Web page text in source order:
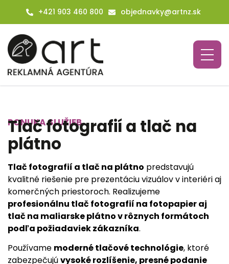
+421 903 460 800 objednavky@artnz.sk
PONUKA SLUŽIEB
Tlač fotografií a tlač na
plátno
Tlač fotografií a tlač na plátno predstavujú
kvalitné riešenie pre prezentáciu vizuálov v interiéri aj
komerčných priestoroch. Realizujeme
profesionálnu tlač fotografií na fotopapier aj
tlač na maliarske plátno v rôznych formátoch
podľa požiadaviek zákazníka.
Používame moderné tlačové technológie, ktoré
zabezpečujúvysoké rozlíšenie, presné podanie